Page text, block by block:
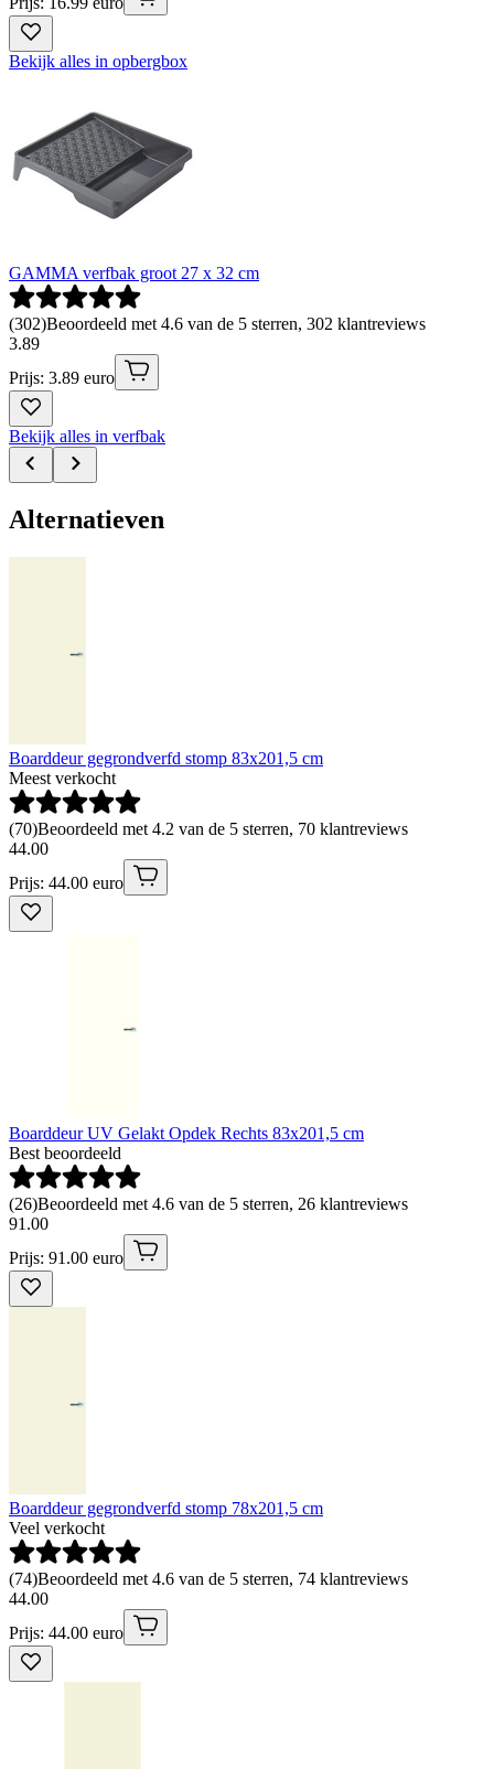
Bekijk alles in opbergbox
GAMMA verfbak groot 27 x 32 cm
(302)Beoordeeld met 4.6 van de 5 sterren, 302 klantreviews
3.89
Prijs: 3.89 euro
Bekijk alles in verfbak
Alternatieven
Boarddeur gegrondverfd stomp 83x201,5 cm
Meest verkocht
(70)Beoordeeld met 4.2 van de 5 sterren, 70 klantreviews
44.00
Prijs: 44.00 euro
Boarddeur UV Gelakt Opdek Rechts 83x201,5 cm
Best beoordeeld
(26)Beoordeeld met 4.6 van de 5 sterren, 26 klantreviews
91 .00
Prijs: 91.00 euro
Boarddeur gegrondverfd stomp 78x201,5 cm
Veel verkocht
(74)Beoordeeld met 4.6 van de 5 sterren, 74 klantreviews
44.00
Prijs: 44.00 euro